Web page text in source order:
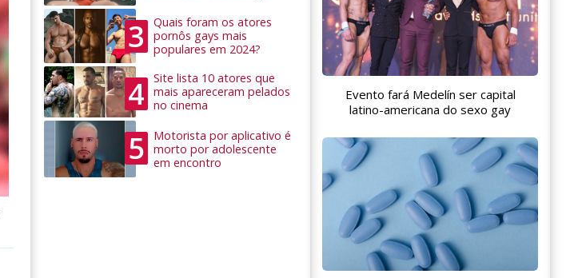
3
Quais foram os atores
pornôs gays mais
populares em 2024?
4
Site lista 10 atores que
mais apareceram pelados
no cinema
5
Motorista por aplicativo é
morto por adolescente
em encontro
Evento fará Medelín ser capital
latino-americana do sexo gay